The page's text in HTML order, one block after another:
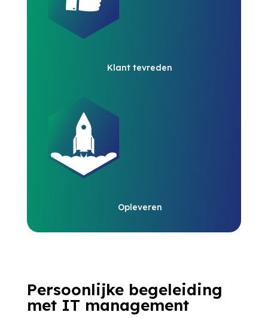
Klant tevreden
Opleveren
Persoonlijke begeleiding
met IT management